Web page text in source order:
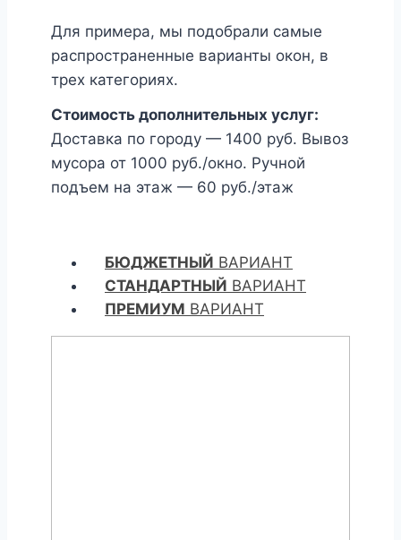
Для примера, мы подобрали самые
распространенные варианты окон, в
трех категориях.
Стоимость дополнительных услуг:
Доставка по городу — 1400 руб. Вывоз
мусора от 1000 руб./окно. Ручной
подъем на этаж — 60 руб./этаж
БЮДЖЕТНЫЙ ВАРИАНТ
СТАНДАРТНЫЙ ВАРИАНТ
ПРЕМИУМ ВАРИАНТ